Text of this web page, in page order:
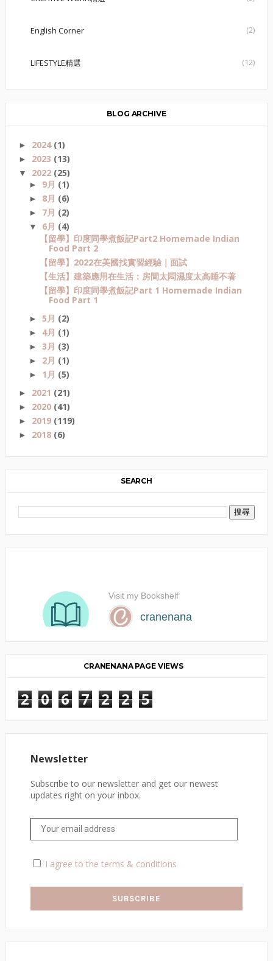
English Corner (2)
LIFESTYLE精選 (12)
BLOG ARCHIVE
► 2024 (1)
► 2023 (13)
▼ 2022 (25)
► 9月 (1)
► 8月 (6)
► 7月 (2)
▼ 6月 (4)
【留學】印度同學煮飯記Part2 Homemade Indian
Food Part 2
【留學】2022在美國找實習經驗｜面試
【生活】建築應用在生活：房間太悶濕度太高睡不著
【留學】印度同學煮飯記Part 1 Homemade Indian
Food Part 1
► 5月 (2)
► 4月 (1)
► 3月 (3)
► 2月 (1)
► 1月 (5)
► 2021 (21)
► 2020 (41)
► 2019 (119)
► 2018 (6)
SEARCH
CRANENANA PAGE VIEWS
2 0 6 7 2 2 5
Newsletter
Subscribe to our newsletter and get our newest
updates right on your inbox.
I agree to the terms & conditions